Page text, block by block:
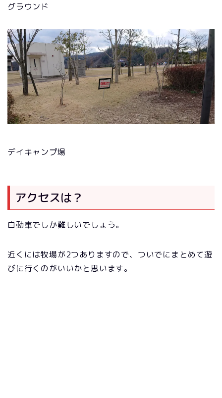
グラウンド
デイキャンプ場
アクセスは？
自動車でしか難しいでしょう。
近くには牧場が2つありますので、ついでにまとめて遊
びに行くのがいいかと思います。